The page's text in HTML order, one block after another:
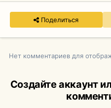
Поделиться
Нет комментариев для
Создайте аккаунт